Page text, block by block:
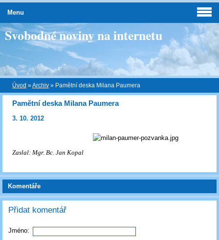
Svobodné noviny na internetu
Úvod »Archiv » Pamětní deska Milana Paumera
Pamětní deska Milana Paumera
3. 10. 2012
Zaslal: Mgr. Bc. Jan Kopal
Komentáře
Přidat komentář
Jméno:
Menu